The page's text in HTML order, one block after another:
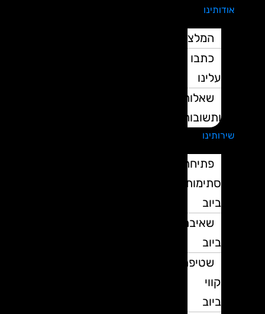
אודותינו
המלצות
כתבו
עלינו
שאלות
ותשובות
שירותינו
פתיחת
סתימות
ביוב
שאיבת
ביוב
שטיפת
קווי
ביוב